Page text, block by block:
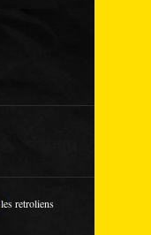
les retroliens